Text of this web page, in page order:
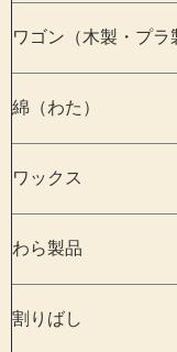
ワゴン（木製・プラ
綿（わた）
ワックス
わら製品
割りばし